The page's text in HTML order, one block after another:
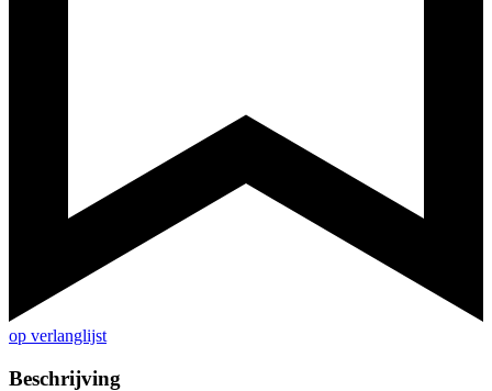
op verlanglijst
Beschrijving